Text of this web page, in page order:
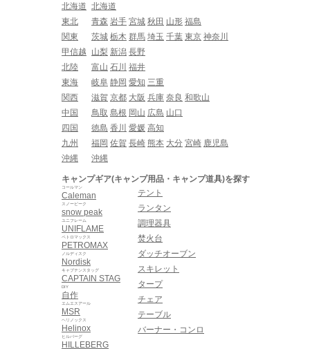
北海道 北海道
東北
青森 岩手 宮城 秋田 山形 福島
関東
茨城 栃木 群馬 埼玉 千葉 東京 神奈川
甲信越
山梨 新潟 長野
北陸
富山 石川 福井
東海
岐阜 静岡 愛知 三重
関西
滋賀 京都 大阪 兵庫 奈良 和歌山
中国
鳥取 島根 岡山 広島 山口
四国
徳島 香川 愛媛 高知
九州
福岡 佐賀 長崎 熊本 大分 宮崎 鹿児島
沖縄
沖縄
キャンプギア(キャンプ用品・キャンプ道具)を探す
Caleman
コールマン
snow peak
スノーピーク
UNIFLAME
ユニフレーム
PETROMAX
ペトロマックス
Nordisk
ノルディスク
CAPTAIN STAG
キャプテンスタッグ
自作
DIY
MSR
エムエスアール
Helinox
ヘリノックス
HILLEBERG
ヒルバーグ
テント
ランタン
調理器具
焚火台
ダッチオーブン
スキレット
タープ
チェア
テーブル
バーナー・コンロ